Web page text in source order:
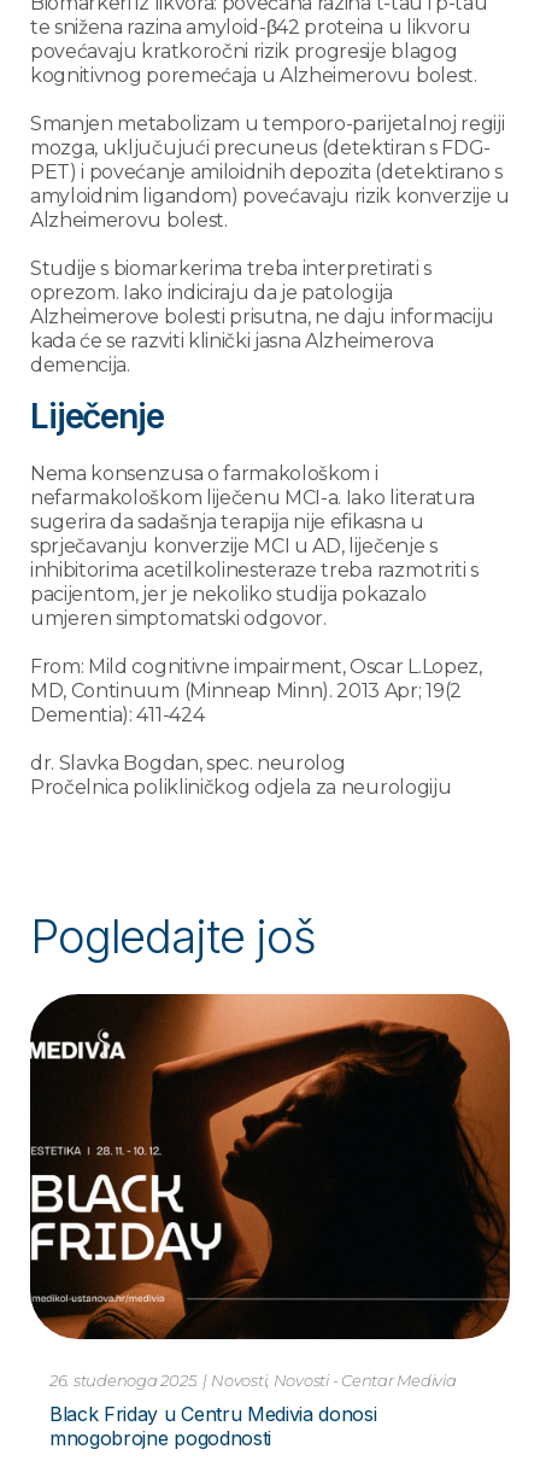
te snižena razina amyloid-β42 proteina u likvoru
povećavaju kratkoročni rizik progresije blagog
kognitivnog poremećaja u Alzheimerovu bolest.
Smanjen metabolizam u temporo-parijetalnoj regiji
mozga, uključujući precuneus (detektiran s FDG-
PET) i povećanje amiloidnih depozita (detektirano s
amyloidnim ligandom) povećavaju rizik konverzije u
Alzheimerovu bolest.
Studije s biomarkerima treba interpretirati s
oprezom. Iako indiciraju da je patologija
Alzheimerove bolesti prisutna, ne daju informaciju
kada će se razviti klinički jasna Alzheimerova
demencija.
Liječenje
Nema konsenzusa o farmakološkom i
nefarmakološkom liječenu MCI-a. Iako literatura
sugerira da sadašnja terapija nije efikasna u
sprječavanju konverzije MCI u AD, liječenje s
inhibitorima acetilkolinesteraze treba razmotriti s
pacijentom, jer je nekoliko studija pokazalo
umjeren simptomatski odgovor.
From: Mild cognitivne impairment, Oscar L.Lopez,
MD, Continuum (Minneap Minn). 2013 Apr; 19(2
Dementia): 411-424
dr. Slavka Bogdan, spec. neurolog
Pročelnica polikliničkog odjela za neurologiju
Pogledajte još
10. studenoga 2023. | Novosti
Pretraga PCR Metodom – za Hripavac –
Bordetella Pertussis Novo